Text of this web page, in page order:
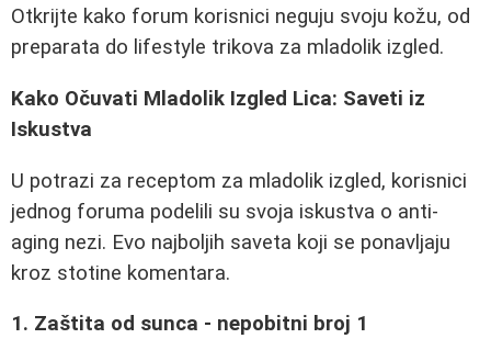
Otkrijte kako forum korisnici neguju svoju kožu, od
preparata do lifestyle trikova za mladolik izgled.
Kako Očuvati Mladolik Izgled Lica: Saveti iz
Iskustva
U potrazi za receptom za mladolik izgled, korisnici
jednog foruma podelili su svoja iskustva o anti-
aging nezi. Evo najboljih saveta koji se ponavljaju
kroz stotine komentara.
1. Zaštita od sunca - nepobitni broj 1